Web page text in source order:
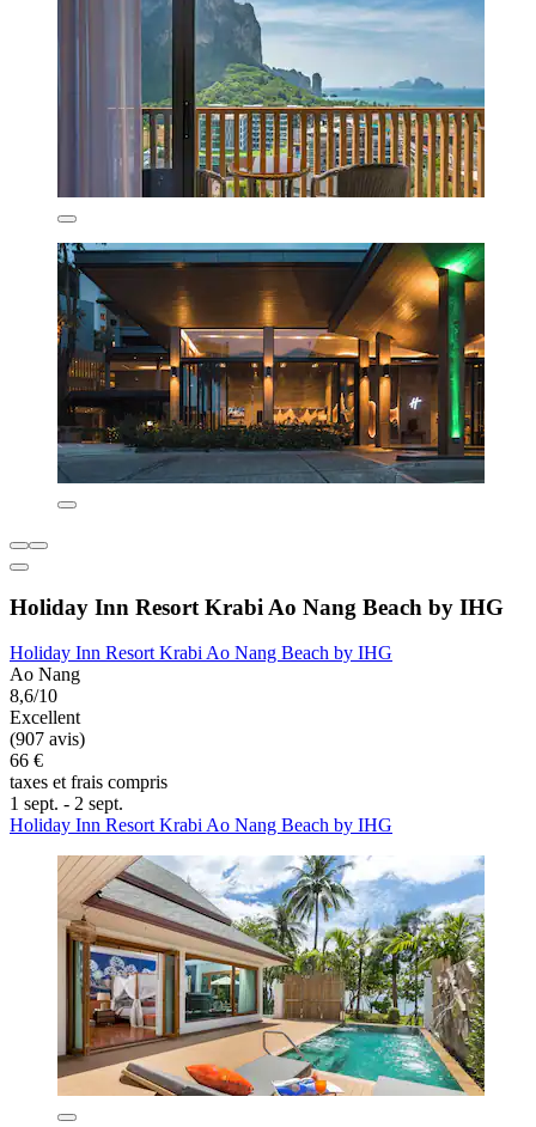
Holiday Inn Resort Krabi Ao Nang Beach by IHG
Holiday Inn Resort Krabi Ao Nang Beach by IHG
Ao Nang
8,6/10
Excellent
(907 avis)
66 €
taxes et frais compris
1 sept. - 2 sept.
Holiday Inn Resort Krabi Ao Nang Beach by IHG